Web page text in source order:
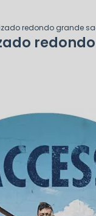
redondo grande